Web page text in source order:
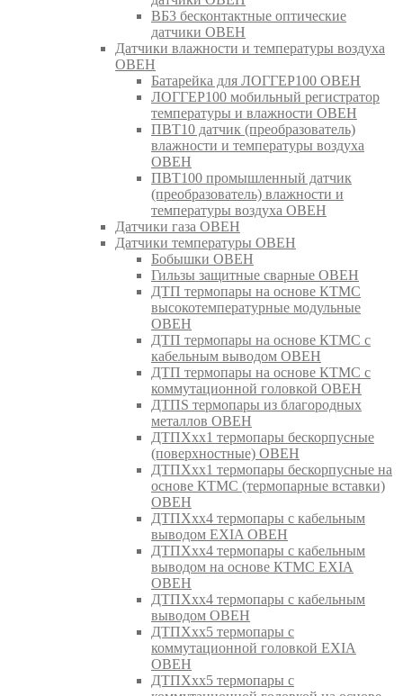
ВБ3 бесконтактные оптические
датчики ОВЕН
Датчики влажности и температуры воздуха
ОВЕН
Батарейка для ЛОГГЕР100 ОВЕН
ЛОГГЕР100 мобильный регистратор
температуры и влажности ОВЕН
ПВТ10 датчик (преобразователь)
влажности и температуры воздуха
ОВЕН
ПВТ100 промышленный датчик
(преобразователь) влажности и
температуры воздуха ОВЕН
Датчики газа ОВЕН
Датчики температуры ОВЕН
Бобышки ОВЕН
Гильзы защитные сварные ОВЕН
ДТП термопары на основе КТМС
высокотемпературные модульные
ОВЕН
ДТП термопары на основе КТМС с
кабельным выводом ОВЕН
ДТП термопары на основе КТМС с
коммутационной головкой ОВЕН
ДТПS термопары из благородных
металлов ОВЕН
ДТПХхх1 термопары бескорпусные
(поверхностные) ОВЕН
ДТПХхх1 термопары бескорпусные на
основе КТМС (термопарные вставки)
ОВЕН
ДТПХхх4 термопары с кабельным
выводом EXIA ОВЕН
ДТПХхх4 термопары с кабельным
выводом на основе КТМС EXIA
ОВЕН
ДТПХхх4 термопары с кабельным
выводом ОВЕН
ДТПХхх5 термопары с
коммутационной головкой EXIA
ОВЕН
ДТПХхх5 термопары с